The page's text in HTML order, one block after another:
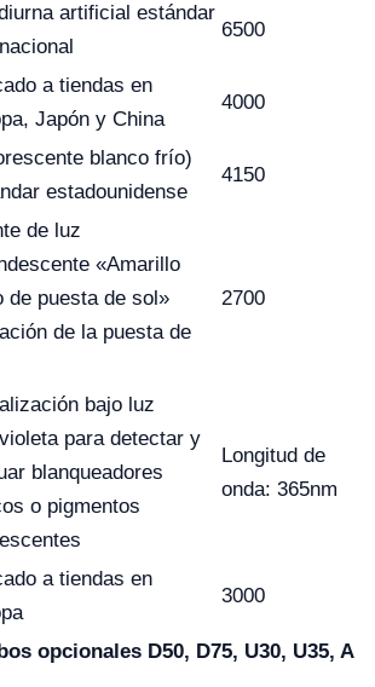
artificial estándar
6500
a tiendas en
Japón y China
4000
blanco frío)
estadounidense
4150
de luz
«Amarillo
de puesta de sol»
de la puesta de
2700
bajo luz
para detectar y
blanqueadores
o pigmentos
Longitud de
onda: 365nm
a tiendas en
3000
opcionales D50, D75, U30, U35, A